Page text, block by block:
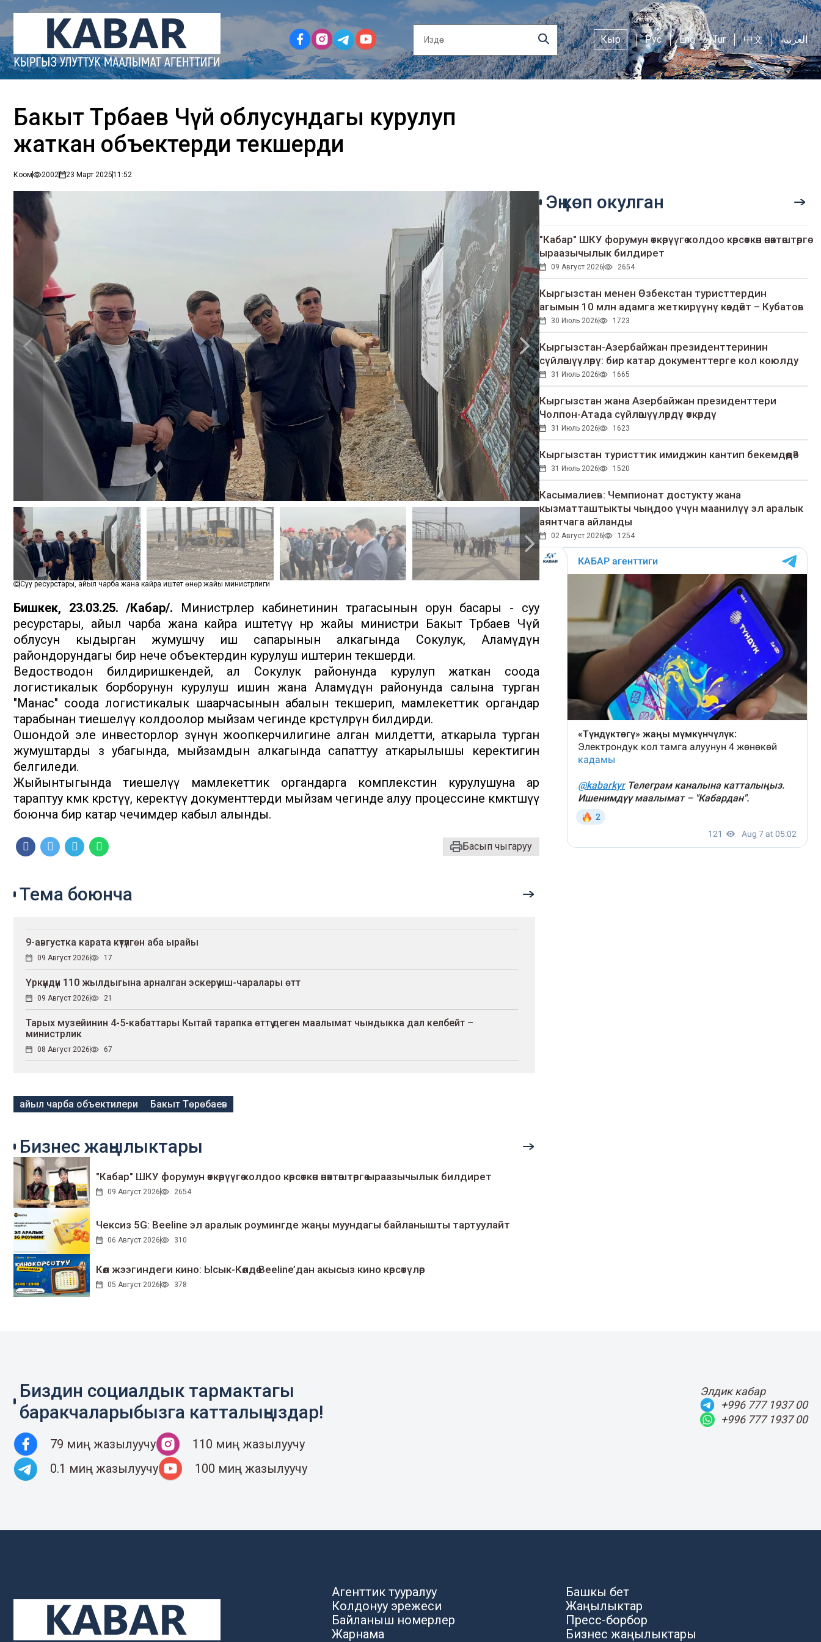
Кыр Рус Eng Tur 中文 العربية
Бакыт Төрөбаев Чүй облусундагы курулуп
жаткан объектерди текшерди
Коом 2002 23 Март 202511:52
Суу ресурстары, айыл чарба жана кайра иштетүү өнөр жайы министрлиги
Бишкек, 23.03.25. /Кабар/. Министрлер кабинетинин төрагасынын орун басары - суу
ресурстары, айыл чарба жана кайра иштетүү өнөр жайы министри Бакыт Төрөбаев Чүй
облусун кыдырган жумушчу иш сапарынын алкагында Сокулук, Аламүдүн
райондорундагы бир нече объектердин курулуш иштерин текшерди.
Ведостводон билдиришкендей, ал Сокулук районунда курулуп жаткан соода
логистикалык борборунун курулуш ишин жана Аламүдүн районунда салына турган
"Манас" соода логистикалык шаарчасынын абалын текшерип, мамлекеттик органдар
тарабынан тиешелүү колдоолор мыйзам чегинде көрсөтүлөрүн билдирди.
Ошондой эле инвесторлор өзүнүн жоопкерчилигине алган милдетти, аткарыла турган
жумуштарды өз убагында, мыйзамдын алкагында сапаттуу аткарылышы керектигин
белгиледи.
Жыйынтыгында тиешелүү мамлекеттик органдарга комплекстин курулушуна ар
тараптуу көмөк көрсөтүү, керектүү документтерди мыйзам чегинде алуу процессине көмөктөшүү
боюнча бир катар чечимдер кабыл алынды.
Басып чыгаруу
Эң көп окулган
"Кабар" ШКУ форумун өткөрүүгө колдоо көрсөткөн өнөктөштөргө
ыраазычылык билдирет
09 Август 2026 2654
Кыргызстан менен Өзбекстан туристтердин
агымын 10 млн адамга жеткирүүнү көздөйт – Кубатов
30 Июль 2026 1723
Кыргызстан-Азербайжан президенттеринин
сүйлөшүүлөрү: бир катар документтерге кол коюлду
31 Июль 2026 1665
Кыргызстан жана Азербайжан президенттери
Чолпон-Атада сүйлөшүүлөрдү өткөрдү
31 Июль 2026 1623
Кыргызстан туристтик имиджин кантип бекемдөөдө?
31 Июль 2026 1520
Касымалиев: Чемпионат достукту жана
кызматташтыкты чыңдоо үчүн маанилүү эл аралык
аянтчага айланды
02 Август 2026 1254
Тема боюнча
9-августка карата күтүлгөн аба ырайы
09 Август 2026 17
Үркүндүн 110 жылдыгына арналган эскерүү иш-чаралары өттү
09 Август 2026 21
Тарых музейинин 4-5-кабаттары Кытай тарапка өттү деген маалымат чындыкка дал келбейт –
министрлик
08 Август 2026 67
айыл чарба объектилери Бакыт Төрөбаев
Бизнес жаңылыктары
"Кабар" ШКУ форумун өткөрүүгө колдоо көрсөткөн өнөктөштөргө ыраазычылык билдирет
09 Август 2026 2654
Чексиз 5G: Beeline эл аралык роумингде жаңы муундагы байланышты тартуулайт
06 Август 2026 310
Көл жээгиндеги кино: Ысык-Көлдө Beeline’дан акысыз кино көрсөтүлөр
05 Август 2026 378
Биздин социалдык тармактагы
баракчаларыбызга катталыңыздар!
79 миң жазылуучу
110 миң жазылуучу
0.1 миң жазылуучу
100 миң жазылуучу
Элдик кабар
+996 777 1937 00
+996 777 1937 00
Агенттик тууралуу
Колдонуу эрежеси
Байланыш номерлер
Жарнама
Башкы бет
Жаңылыктар
Пресс-борбор
Бизнес жаңылыктары